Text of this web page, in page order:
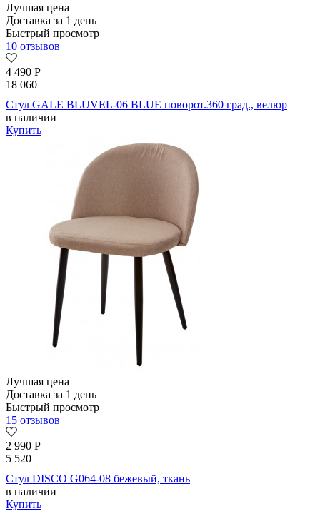
Лучшая цена
Доставка за 1 день
Быстрый просмотр
10 отзывов
4 490 Р
18 060
Стул GALE BLUVEL-06 BLUE поворот.360 град., велюр
в наличии
Купить
Лучшая цена
Доставка за 1 день
Быстрый просмотр
15 отзывов
2 990 Р
5 520
Стул DISCO G064-08 бежевый, ткань
в наличии
Купить